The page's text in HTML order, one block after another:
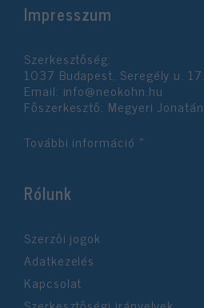
Impresszum
Szerkesztőség:
1037 Budapest, Seregély u. 17.
Email: info@neokohn.hu
Főszerkesztő: Megyeri Jonatán
További információ »
Rólunk
Szerzői jogok
Adatkezelés
Kapcsolat